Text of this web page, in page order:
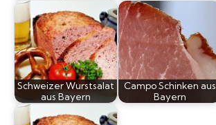
Schweizer Wurstsalat
aus Bayern
Campo Schinken aus
Bayern